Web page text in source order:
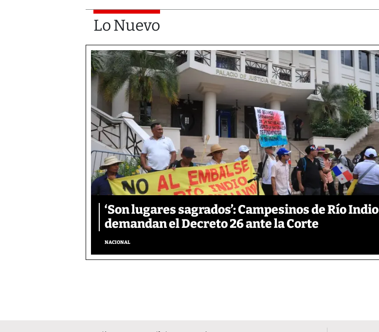
Lo Nuevo
‘Son lugares sagrados’: Campesinos de Río Indio
demandan el Decreto 26 ante la Corte
NACIONAL